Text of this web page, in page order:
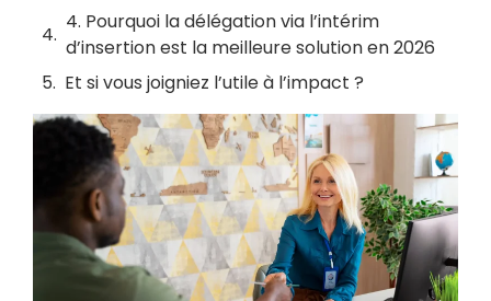
4. Pourquoi la délégation via l’intérim
d’insertion est la meilleure solution en 2026
Et si vous joigniez l’utile à l’impact ?